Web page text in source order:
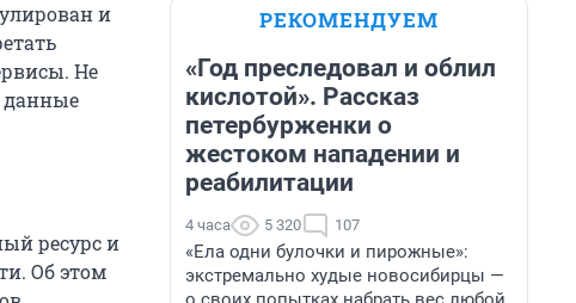
и
Не
данные
ресурс и
Об этом
РЕКОМЕНДУЕМ
«Год преследовал и облил
кислотой». Рассказ
петербурженки о
жестоком нападении и
реабилитации
4 часа 5 320 107
«Ела одни булочки и пирожные»:
экстремально худые новосибирцы —